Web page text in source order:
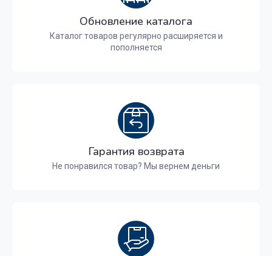
Обновление каталога
Каталог товаров регулярно расширяется и
пополняется
Гарантия возврата
Не понравился товар? Мы вернем деньги